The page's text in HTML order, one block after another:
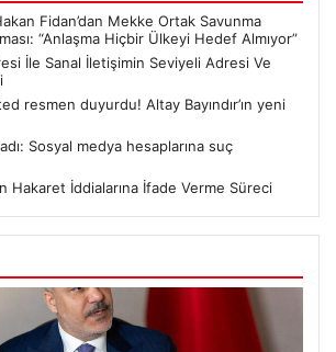
Fidan’dan Mekke Ortak Savunma
“Anlaşma Hiçbir Ülkeyi Hedef Almıyor”
İle Sanal İletişimin Seviyeli Adresi Ve
resmen duyurdu! Altay Bayındır’ın yeni
Sosyal medya hesaplarına suç
Hakaret İddialarına İfade Verme Süreci